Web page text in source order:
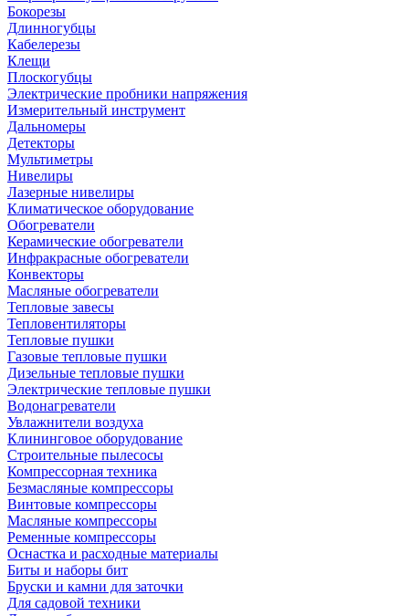
Бокорезы
Длинногубцы
Кабелерезы
Клещи
Плоскогубцы
Электрические пробники напряжения
Измерительный инструмент
Дальномеры
Детекторы
Мультиметры
Нивелиры
Лазерные нивелиры
Климатическое оборудование
Обогреватели
Керамические обогреватели
Инфракрасные обогреватели
Конвекторы
Масляные обогреватели
Тепловые завесы
Тепловентиляторы
Тепловые пушки
Газовые тепловые пушки
Дизельные тепловые пушки
Электрические тепловые пушки
Водонагреватели
Увлажнители воздуха
Клининговое оборудование
Строительные пылесосы
Компрессорная техника
Безмасляные компрессоры
Винтовые компрессоры
Масляные компрессоры
Ременные компрессоры
Оснастка и расходные материалы
Биты и наборы бит
Бруски и камни для заточки
Для садовой техники